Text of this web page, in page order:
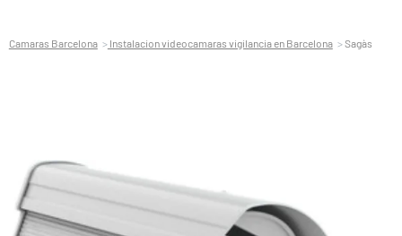
Camaras Barcelona Instalacion videocamaras vigilancia en Barcelona Sagàs